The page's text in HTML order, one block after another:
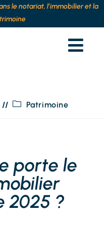
le notariat, l’immobilier et la
Patrimoine
porte le
2025 ?